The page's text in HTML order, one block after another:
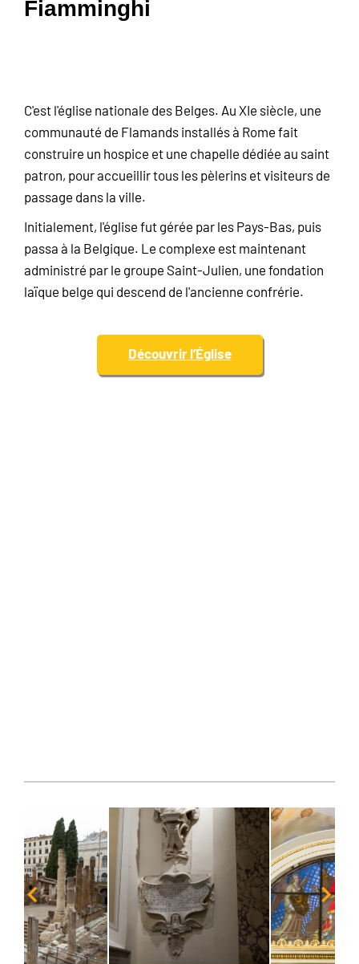
Fiamminghi
C'est l'église nationale des Belges. Au XIe siècle, une
communauté de Flamands installés à Rome fait
construire un hospice et une chapelle dédiée au saint
patron, pour accueillir tous les pèlerins et visiteurs de
passage dans la ville.
Initialement, l'église fut gérée par les Pays-Bas, puis
passa à la Belgique. Le complexe est maintenant
administré par le groupe Saint-Julien, une fondation
laïque belge qui descend de l'ancienne confrérie.
Découvrir l’Église